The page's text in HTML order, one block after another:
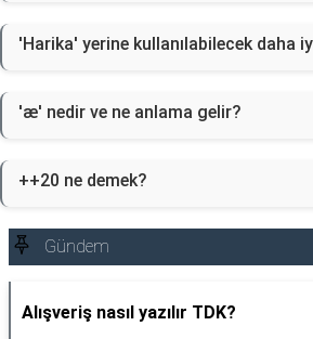
'Harika' yerine kullanılabilecek daha
'æ' nedir ve ne anlama gelir?
++20 ne demek?
Gündem
Alışveriş nasıl yazılır TDK?